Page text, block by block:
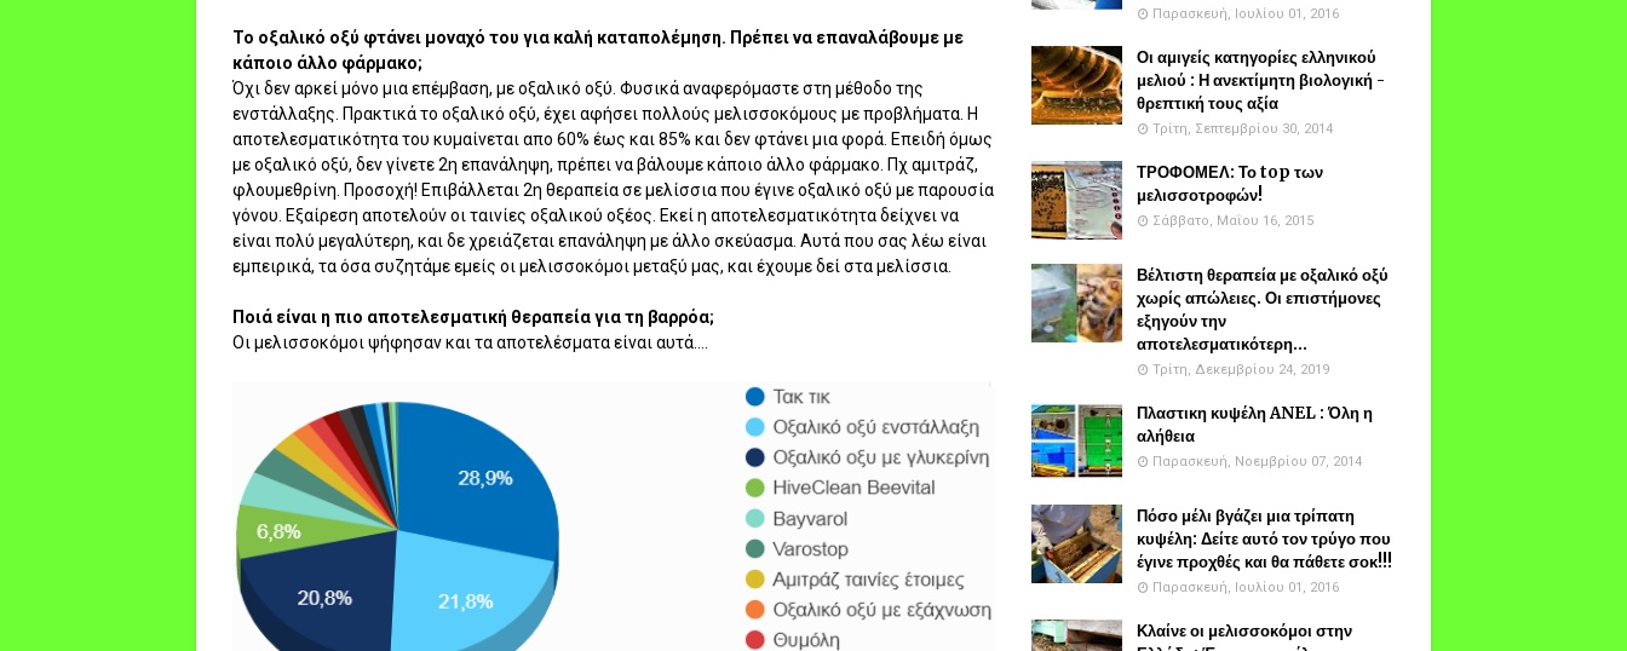
Το οξαλικό οξύ φτάνει μοναχό του για καλή καταπολέμηση. Πρέπει να επαναλάβουμε με
κάποιο άλλο φάρμακο;
Όχι δεν αρκεί μόνο μια επέμβαση, με οξαλικό οξύ. Φυσικά αναφερόμαστε στη μέθοδο της
ενστάλλαξης. Πρακτικά το οξαλικό οξύ, έχει αφήσει πολλούς μελισσοκόμους με προβλήματα. Η
αποτελεσματικότητα του κυμαίνεται απο 60% έως και 85% και δεν φτάνει μια φορά. Επειδή όμως
με οξαλικό οξύ, δεν γίνετε 2η επανάληψη, πρέπει να βάλουμε κάποιο άλλο φάρμακο. Πχ αμιτράζ,
φλουμεθρίνη. Προσοχή! Επιβάλλεται 2η θεραπεία σε μελίσσια που έγινε οξαλικό οξύ με παρουσία
γόνου. Εξαίρεση αποτελούν οι ταινίες οξαλικού οξέος. Εκεί η αποτελεσματικότητα δείχνει να
είναι πολύ μεγαλύτερη, και δε χρειάζεται επανάληψη με άλλο σκεύασμα. Αυτά που σας λέω είναι
εμπειρικά, τα όσα συζητάμε εμείς οι μελισσοκόμοι μεταξύ μας, και έχουμε δεί στα μελίσσια.
Ποιά είναι η πιο αποτελεσματική θεραπεία για τη βαρρόα;
Οι μελισσοκόμοι ψήφησαν και τα αποτελέσματα είναι αυτά....
Παρασκευή, Ιουλίου 01, 2016
Οι αμιγείς κατηγορίες ελληνικού
μελιού : Η ανεκτίμητη βιολογική -
θρεπτική τους αξία
Τρίτη, Σεπτεμβρίου 30, 2014
ΤΡΟΦΟΜΕΛ: Το top των
μελισσοτροφών!
Σάββατο, Μαΐου 16, 2015
Βέλτιστη θεραπεία με οξαλικό οξύ
χωρίς απώλειες. Οι επιστήμονες
εξηγούν την
αποτελεσματικότερη...
Τρίτη, Δεκεμβρίου 24, 2019
Πλαστικη κυψέλη ANEL : Όλη η
αλήθεια
Παρασκευή, Νοεμβρίου 07, 2014
Πόσο μέλι βγάζει μια τρίπατη
κυψέλη: Δείτε αυτό τον τρύγο που
έγινε προχθές και θα πάθετε σοκ!!!
Παρασκευή, Ιουλίου 01, 2016
Κλαίνε οι μελισσοκόμοι στην